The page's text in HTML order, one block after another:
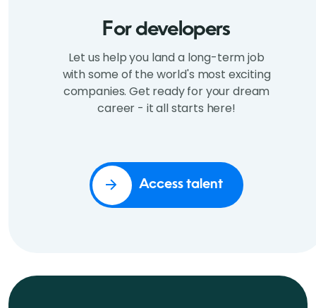
For developers
Let us help you land a long-term job
with some of the world's most exciting
companies. Get ready for your dream
career - it all starts here!
Access talent